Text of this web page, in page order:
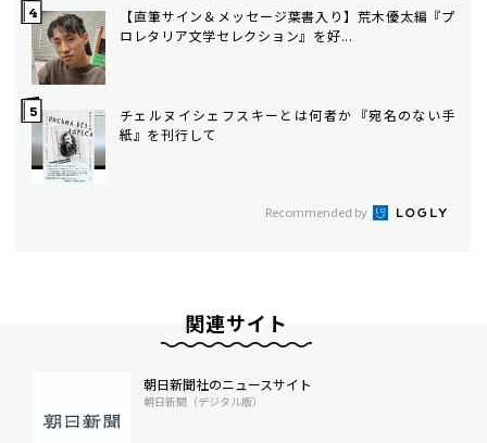
【直筆サイン＆メッセージ葉書入り】荒木優太編『プ
ロレタリア文学セレクション』を好...
チェルヌイシェフスキーとは何者か――『宛名のない手
紙』を刊行して
Recommended by
関連サイト
朝日新聞社のニュースサイト
朝日新聞（デジタル版）